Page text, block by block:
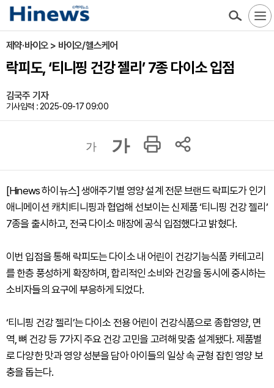
제약·바이오 > 바이오/헬스케어
락피도, ‘티니핑 건강 젤리’ 7종 다이소 입점
김국주 기자
기사입력 : 2025-09-17 09:00
가 가
[Hinews 하이뉴스] 생애주기별 영양 설계 전문 브랜드 락피도가 인기
애니메이션 캐치!티니핑과 협업해 선보이는 신제품 ‘티니핑 건강 젤리’
7종을 출시하고, 전국 다이소 매장에 공식 입점했다고 밝혔다.
이번 입점을 통해 락피도는 다이소 내 어린이 건강기능식품 카테고리
를 한층 풍성하게 확장하며, 합리적인 소비와 건강을 동시에 중시하는
소비자들의 요구에 부응하게 되었다.
‘티니핑 건강 젤리’는 다이소 전용 어린이 건강식품으로 종합영양, 면
역, 뼈 건강 등 7가지 주요 건강 고민을 고려해 맞춤 설계됐다. 제품별
로 다양한 맛과 영양 성분을 담아 아이들의 일상 속 균형 잡힌 영양 보
충을 돕는다.